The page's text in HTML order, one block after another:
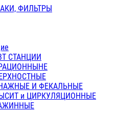
ФИЛЬТРЫ
СТАНЦИИ
И ФЕКАЛЬНЫЕ
и ЦИРКУЛЯЦИОННЫЕ